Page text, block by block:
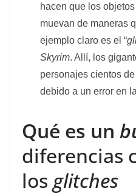
hacen que los
muevan de maneras
ejemplo claro es el “
Skyrim. Allí, los
personajes cientos
debido a un error en
Qué es un
diferencias
los glitches